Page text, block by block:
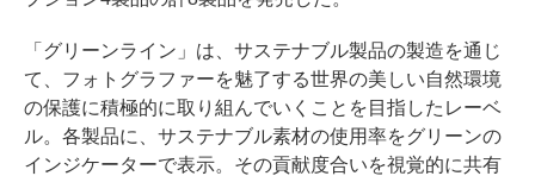
「グリーンライン」は、サステナブル製品の製造を通じ
て、フォトグラファーを魅了する世界の美しい自然環境
の保護に積極的に取り組んでいくことを目指したレーベ
ル。各製品に、サステナブル素材の使用率をグリーンの
インジケーターで表示。その貢献度合いを視覚的に共有